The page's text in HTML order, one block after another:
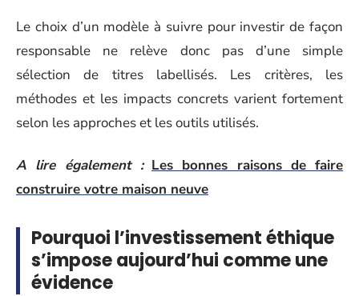
Le choix d’un modèle à suivre pour investir de façon
responsable ne relève donc pas d’une simple
sélection de titres labellisés. Les critères, les
méthodes et les impacts concrets varient fortement
selon les approches et les outils utilisés.
A lire également : Les bonnes raisons de faire
construire votre maison neuve
Pourquoi l’investissement éthique
s’impose aujourd’hui comme une
évidence